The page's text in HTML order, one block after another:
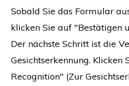
Sobald Sie das Formular
klicken Sie auf "Bestätigen
Der nächste Schritt ist die
Gesichtserkennung. Klicken
Recognition" (Zur